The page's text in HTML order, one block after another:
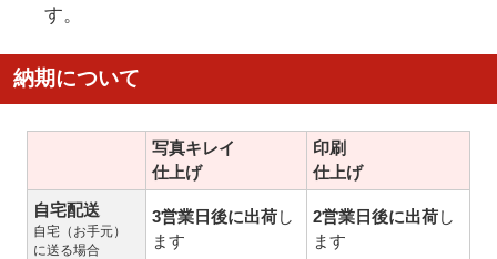
す。
納期について
写真キレイ
仕上げ
印刷
仕上げ
自宅配送
自宅（お手元）
に送る場合
3営業日後に出荷し
ます
2営業日後に出荷し
ます